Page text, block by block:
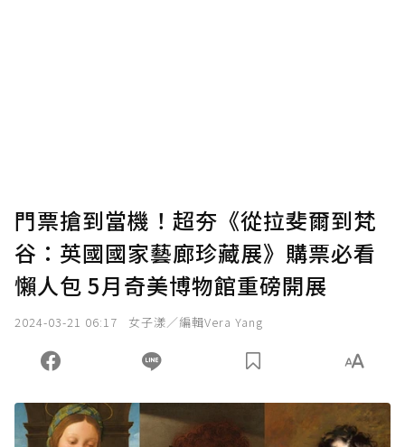
門票搶到當機！超夯《從拉斐爾到梵
谷：英國國家藝廊珍藏展》購票必看
懶人包 5月奇美博物館重磅開展
2024-03-21 06:17 女子漾／編輯Vera Yang